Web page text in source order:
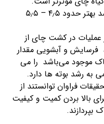
میزان PH زمین های چای برای رشد بهتر حدود ۴٫۵ – ۵٫۵
در کشت چای از
و آبشویی مقدار
موجود می‌باشد را می
رشد بوته ها دارد.
فراوان توانستند از
بالا بردن کمیت و کیفیت